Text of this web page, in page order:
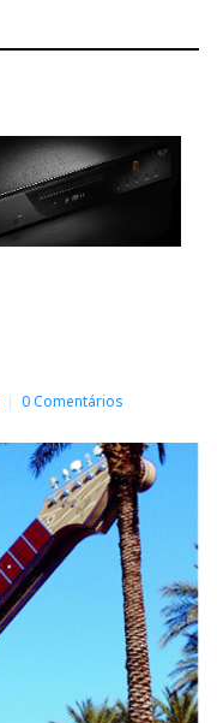
0 Comentários